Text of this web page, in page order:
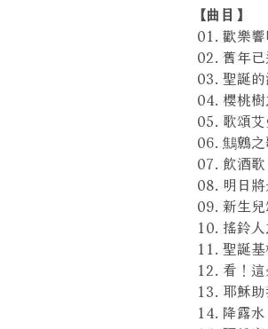
【曲目】
01. 歡樂
02. 舊年
03. 聖誕
04. 櫻桃
05. 歌頌
06. 鷦鷯
07. 飲酒
08. 明日
09. 新生
10. 搖鈴
11. 聖誕
12. 看！
13. 耶穌
14. 降露